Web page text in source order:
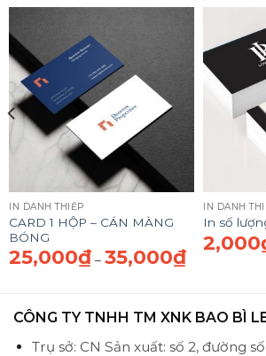
IN DANH THIẾP
CARD 1 HỘP – CÁN MÀNG
BÓNG
25,000₫ – 35,000₫Khoảng
35,000₫
IN DANH
In số
2,000
CÔNG TY TNHH TM XNK BAO BÌ
Trụ sở: CN Sản xuất: số 2, đường